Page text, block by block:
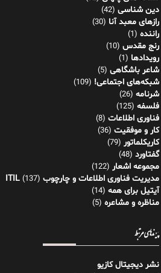
دین شناسی (42)
رازهای معبد آنا (30)
راننده (1)
رنج مقدس (10)
رویدادها (1)
شاعر باشگاهی (5)
شبکه‌های اجتماعی! (109)
شرنامه (26)
فلسفه (125)
فناوری اطلاعات (8)
کار و موفقیت (36)
کاریکلماتور (79)
گفتاورد (48)
مجموعه اشعار (122)
مدیریت فناوری اطلاعات و چارچوب ITIL (137)
آیتیل برای همه (14)
مناظره و مشاعره (5)
پیوندهای مرتبط
نشر دیجیتال کازیو